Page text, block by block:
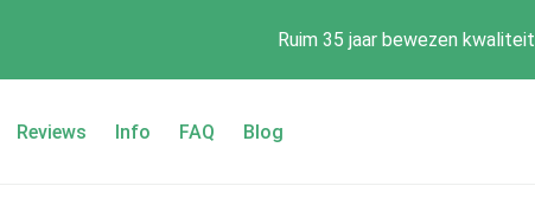
Ruim 35 jaar bewezen kwaliteit
Reviews Info FAQ Blog